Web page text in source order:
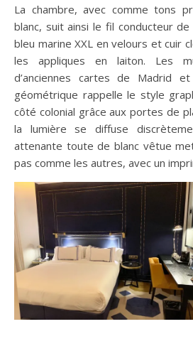
La chambre, avec comme tons
blanc, suit ainsi le fil conducteur
bleu marine XXL en velours et cuir
les appliques en laiton. Les
d’anciennes cartes de Madrid
géométrique rappelle le style
côté colonial grâce aux portes de
la lumière se diffuse
attenante toute de blanc vêtue
pas comme les autres, avec un